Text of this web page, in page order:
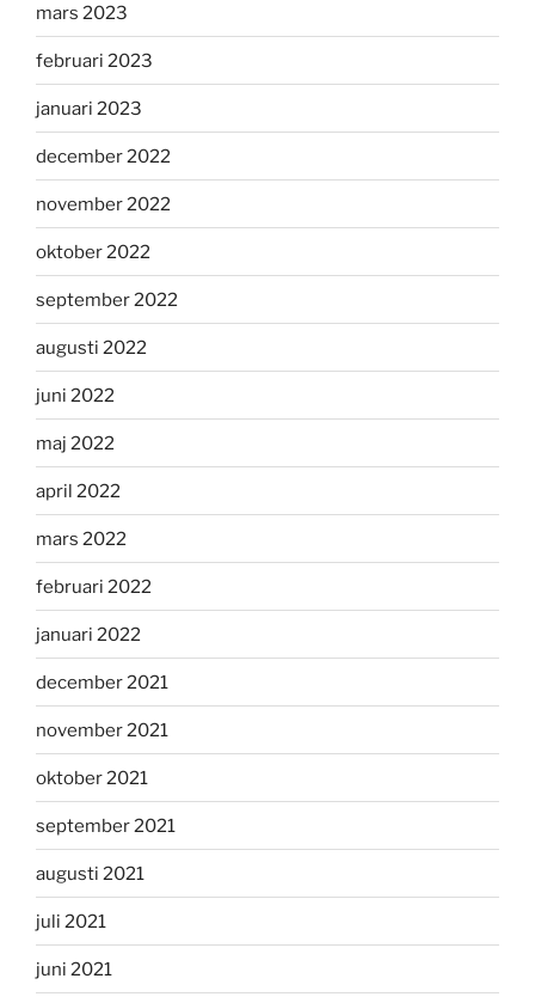
mars 2023
februari 2023
januari 2023
december 2022
november 2022
oktober 2022
september 2022
augusti 2022
juni 2022
maj 2022
april 2022
mars 2022
februari 2022
januari 2022
december 2021
november 2021
oktober 2021
september 2021
augusti 2021
juli 2021
juni 2021